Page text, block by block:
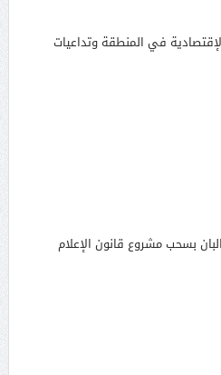
في المنطقة وتداعيات
بسحب مشروع قانون الإعلام